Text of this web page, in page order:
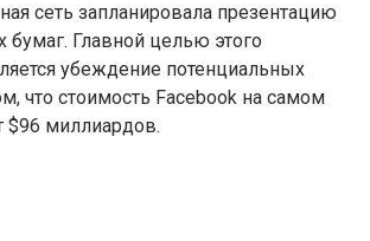
сеть запланировала презентацию
Главной целью этого
убеждение потенциальных
что стоимость Facebook на самом
$96 миллиардов.